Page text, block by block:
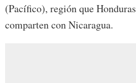
(Pacífico), región que Honduras
comparten con Nicaragua.